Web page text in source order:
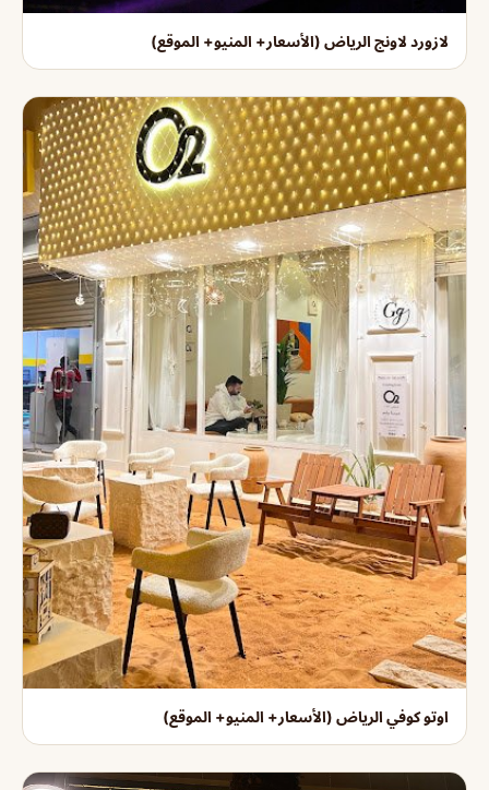
لازورد لاونج الرياض (الأسعار+ المنيو+ الموقع)
اوتو كوفي الرياض (الأسعار+ المنيو+ الموقع)